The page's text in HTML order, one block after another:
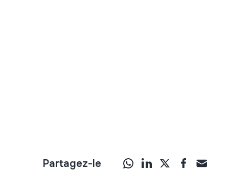
Partagez-le